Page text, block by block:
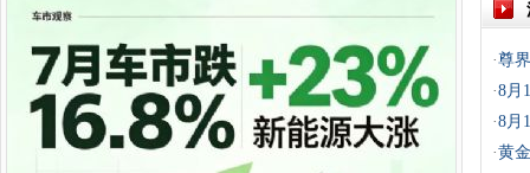
·尊
·8月
·8月
·黄